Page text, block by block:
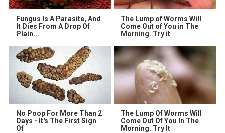
Fungus Is A Parasite, And
It Dies From A Drop Of
Plain...
The Lump of Worms Will
Come Out of You in The
Morning. Try it
No Poop For More Than 2
Days - It's The First Sign
Of
The Lump Of Worms Will
Come Out Of You In The
Morning. Try It